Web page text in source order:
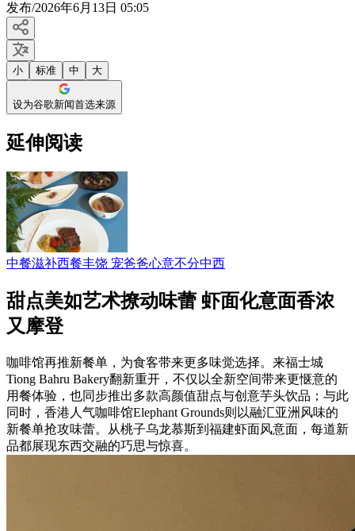
发布/2026年6月13日 05:05
小 标准 中 大
设为谷歌新闻首选来源
延伸阅读
中餐滋补西餐丰饶 宠爸爸心意不分中西
甜点美如艺术撩动味蕾 虾面化意面香浓
又摩登
咖啡馆再推新餐单，为食客带来更多味觉选择。来福士城
Tiong Bahru Bakery翻新重开，不仅以全新空间带来更惬意的
用餐体验，也同步推出多款高颜值甜点与创意芋头饮品；与此
同时，香港人气咖啡馆Elephant Grounds则以融汇亚洲风味的
新餐单抢攻味蕾。从桃子乌龙慕斯到福建虾面风意面，每道新
品都展现东西交融的巧思与惊喜。